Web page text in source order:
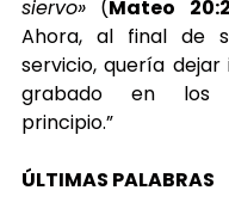
siervo» (Mateo
Ahora, al final de
servicio, quería
grabado en los
principio.”
ÚLTIMAS PALABRAS